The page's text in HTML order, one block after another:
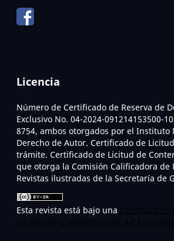
Licencia
Número de Certificado de Reserva de
Exclusivo No. 04-2024-091214153500-
8754, ambos otorgados por el Instituto
Derecho de Autor. Certificado de
trámite. Certificado de Licitud de
que otorga la Comisión Calificadora de
Revistas ilustradas de la Secretaría de
Esta revista está bajo una